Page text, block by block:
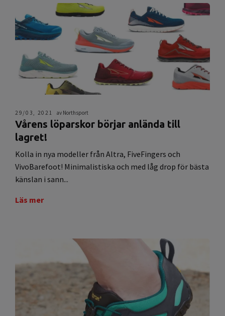
29/03, 2021 av Northsport
Vårens löparskor börjar anlända till
lagret!
Kolla in nya modeller från Altra, FiveFingers och
VivoBarefoot! Minimalistiska och med låg drop för bästa
känslan i sann...
Läs mer